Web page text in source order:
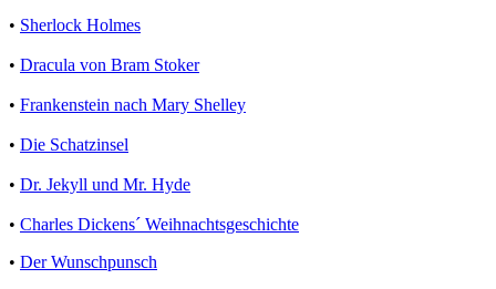
• Sherlock Holmes
• Dracula von Bram Stoker
• Frankenstein nach Mary Shelley
• Die Schatzinsel
• Dr. Jekyll und Mr. Hyde
• Charles Dickens´ Weihnachtsgeschichte
• Der Wunschpunsch